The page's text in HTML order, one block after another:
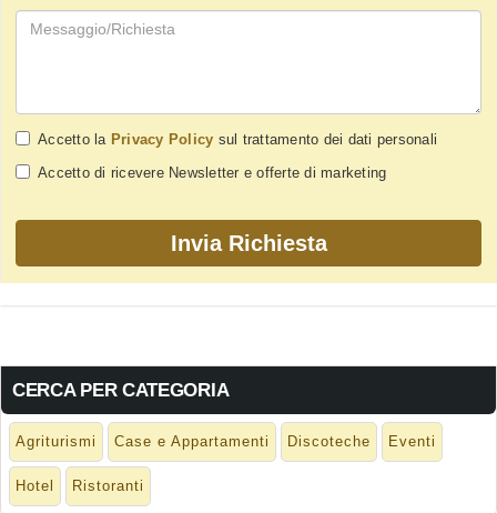
Accetto la Privacy Policy sul trattamento dei dati personali
Accetto di ricevere Newsletter e offerte di marketing
CERCA PER CATEGORIA
Agriturismi Case e Appartamenti Discoteche Eventi
Hotel Ristoranti